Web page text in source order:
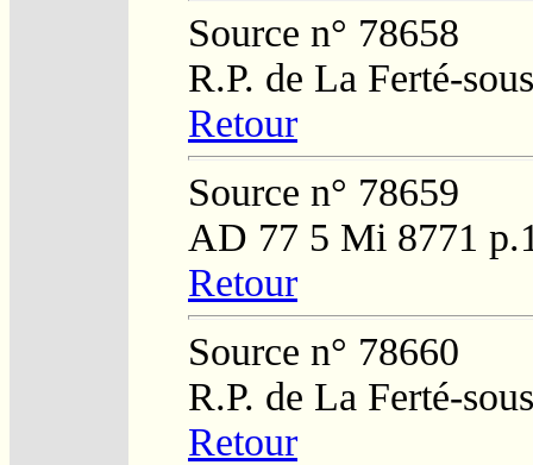
Source n° 78658
R.P. de La Ferté-
Retour
Source n° 78659
AD 77 5 Mi 8771
Retour
Source n° 78660
R.P. de La Ferté-
Retour